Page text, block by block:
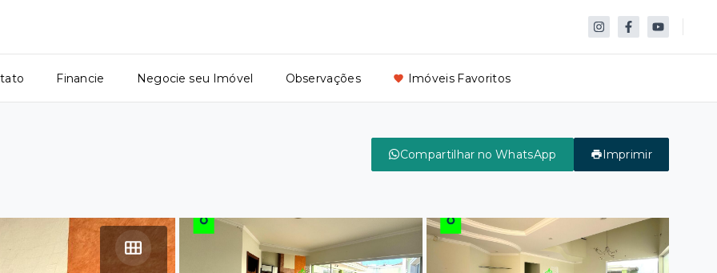
Financie Negocie seu Imóvel Observações Imóveis Favoritos
Compartilhar no WhatsApp Imprimir